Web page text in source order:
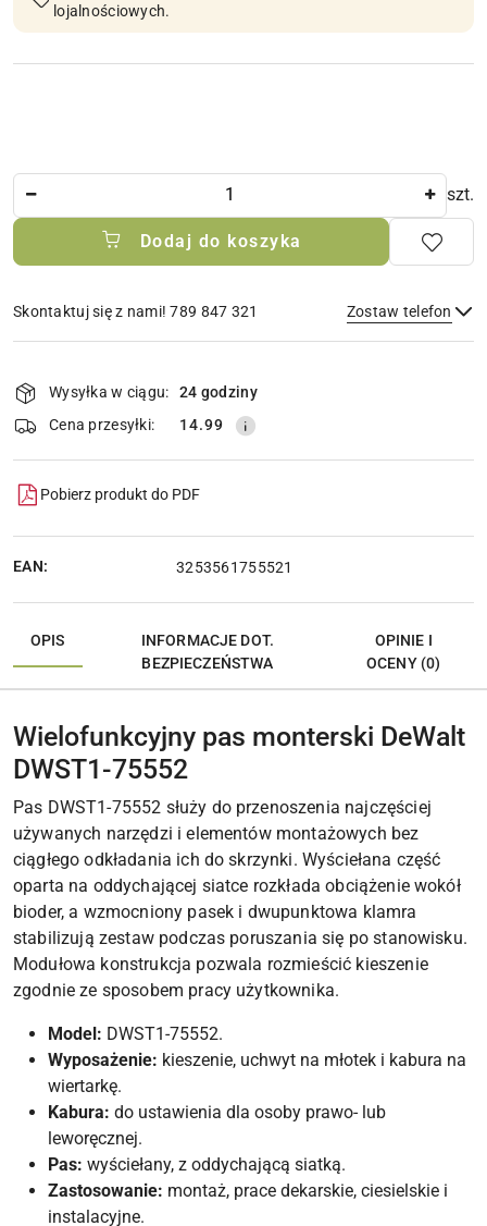
lojalnościowych.
szt.
Dodaj do koszyka
Skontaktuj się z nami! 789 847 321 Zostaw telefon
i
dostawa
Wysyłka w ciągu:
24 godziny
Cena przesyłki:
14.99
Pobierz produkt do PDF
EAN: 3253561755521
OPIS
INFORMACJE DOT.
BEZPIECZEŃSTWA
OPINIE I
OCENY (0)
Wielofunkcyjny pas monterski DeWalt
DWST1-75552
Pas DWST1-75552 służy do przenoszenia najczęściej
używanych narzędzi i elementów montażowych bez
ciągłego odkładania ich do skrzynki. Wyściełana część
oparta na oddychającej siatce rozkłada obciążenie wokół
bioder, a wzmocniony pasek i dwupunktowa klamra
stabilizują zestaw podczas poruszania się po stanowisku.
Modułowa konstrukcja pozwala rozmieścić kieszenie
zgodnie ze sposobem pracy użytkownika.
Model: DWST1-75552.
Wyposażenie: kieszenie, uchwyt na młotek i kabura na
wiertarkę.
Kabura: do ustawienia dla osoby prawo- lub
leworęcznej.
Pas: wyściełany, z oddychającą siatką.
Zastosowanie: montaż, prace dekarskie, ciesielskie i
instalacyjne.